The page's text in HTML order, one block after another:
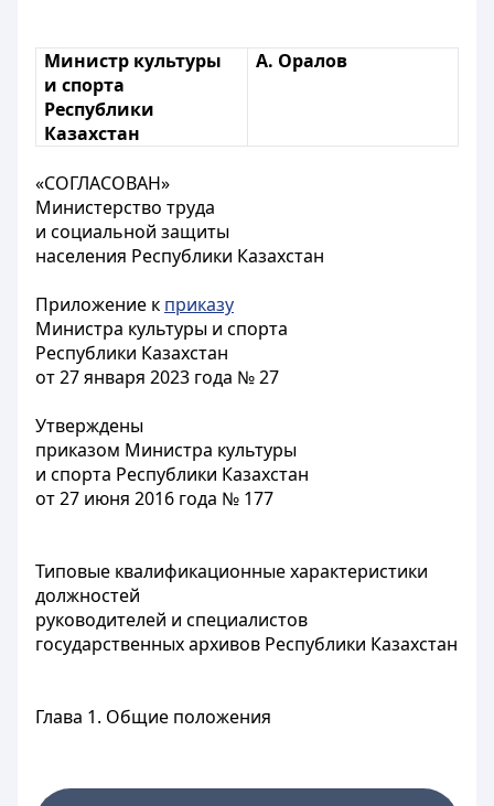
Министр культуры
и спорта
Республики
Казахстан
А. Оралов
«СОГЛАСОВАН»
Министерство труда
и социальной защиты
населения Республики Казахстан
Приложение к приказу
Министра культуры и спорта
Республики Казахстан
от 27 января 2023 года № 27
Утверждены
приказом Министра культуры
и спорта Республики Казахстан
от 27 июня 2016 года № 177
Типовые квалификационные характеристики
должностей
руководителей и специалистов
государственных архивов Республики Казахстан
Глава 1. Общие положения